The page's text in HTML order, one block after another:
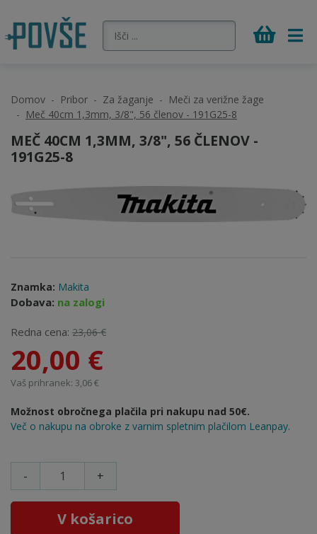
Domov Pribor Za žaganje
Meči za verižne žage
Meč 40cm 1,3mm, 3/8", 56 členov - 191G25-8
MEČ 40CM 1,3MM, 3/8", 56 ČLENOV -
191G25-8
Znamka: Makita
Dobava: na zalogi
Redna cena: 23,06 €
20,00 €
Vaš prihranek: 3,06 €
Možnost obročnega plačila pri nakupu nad 50€.
Več o nakupu na obroke z varnim spletnim plačilom Leanpay.
- +
V košarico